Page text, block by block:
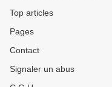
Top articles
Pages
Contact
Signaler un abus